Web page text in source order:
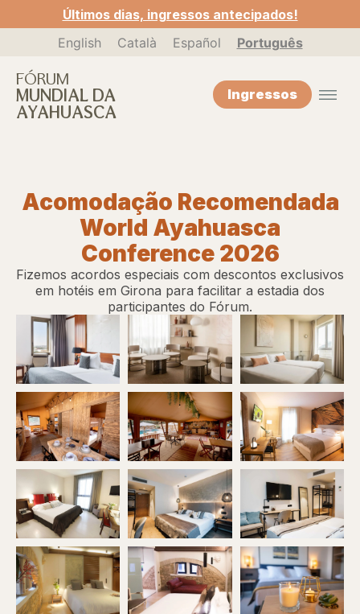
Últimos dias, ingressos antecipados!
English
Català Español Português
FÓRUM
MUNDIAL DA
AYAHUASCA
Ingressos
Acomodação Recomendada
World Ayahuasca
Conference 2026
Fizemos acordos especiais com descontos exclusivos
em hotéis em Girona para facilitar a estadia dos
participantes do Fórum.